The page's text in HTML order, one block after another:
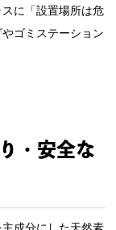
に「設置場所は危
ゴミステーション
・安全な